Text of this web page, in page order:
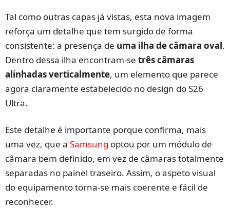
Tal como outras capas já vistas, esta nova imagem
reforça um detalhe que tem surgido de forma
consistente: a presença de uma ilha de câmara oval.
Dentro dessa ilha encontram-se três câmaras
alinhadas verticalmente, um elemento que parece
agora claramente estabelecido no design do S26
Ultra.
Este detalhe é importante porque confirma, mais
uma vez, que a Samsung optou por um módulo de
câmara bem definido, em vez de câmaras totalmente
separadas no painel traseiro. Assim, o aspeto visual
do equipamento torna-se mais coerente e fácil de
reconhecer.